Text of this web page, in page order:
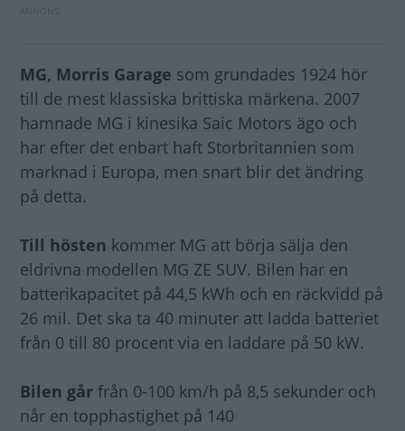
MG, Morris Garage som grundades 1924 hör
till de mest klassiska brittiska märkena. 2007
hamnade MG i kinesika Saic Motors ägo och
har efter det enbart haft Storbritannien som
marknad i Europa, men snart blir det ändring
på detta.
Till hösten kommer MG att börja sälja den
eldrivna modellen MG ZE SUV. Bilen har en
batterikapacitet på 44,5 kWh och en räckvidd på
26 mil. Det ska ta 40 minuter att ladda batteriet
från 0 till 80 procent via en laddare på 50 kW.
Bilen går från 0-100 km/h på 8,5 sekunder och
når en topphastighet på 140